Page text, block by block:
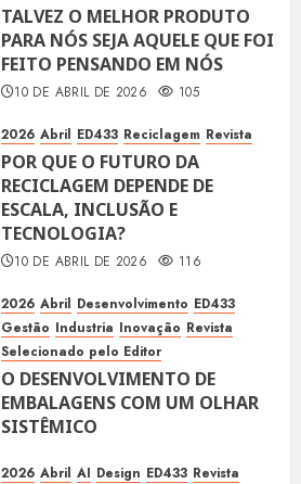
TALVEZ O MELHOR PRODUTO
PARA NÓS SEJA AQUELE QUE FOI
FEITO PENSANDO EM NÓS
10 DE ABRIL DE 2026 105
2026 Abril ED433 Reciclagem Revista
POR QUE O FUTURO DA
RECICLAGEM DEPENDE DE
ESCALA, INCLUSÃO E
TECNOLOGIA?
10 DE ABRIL DE 2026 116
2026 Abril Desenvolvimento ED433
Gestão Industria Inovação Revista
Selecionado pelo Editor
O DESENVOLVIMENTO DE
EMBALAGENS COM UM OLHAR
SISTÊMICO
2026 Abril AI Design ED433 Revista